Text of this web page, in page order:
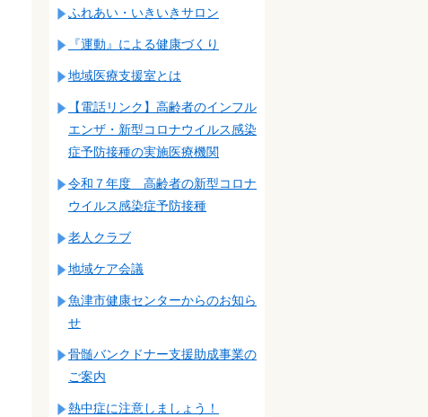
ふれあい・いきいきサロン
『運動』による健康づくり
地域医療支援室とは
【電話リンク】高齢者のインフル
エンザ・新型コロナウイルス感染
症予防接種の実施医療機関
令和７年度 高齢者の新型コロナ
ウイルス感染症予防接種
老人クラブ
地域ケア会議
魚津市健康センターからのお知ら
せ
骨髄バンクドナー支援助成事業の
ご案内
熱中症に注意しましょう！